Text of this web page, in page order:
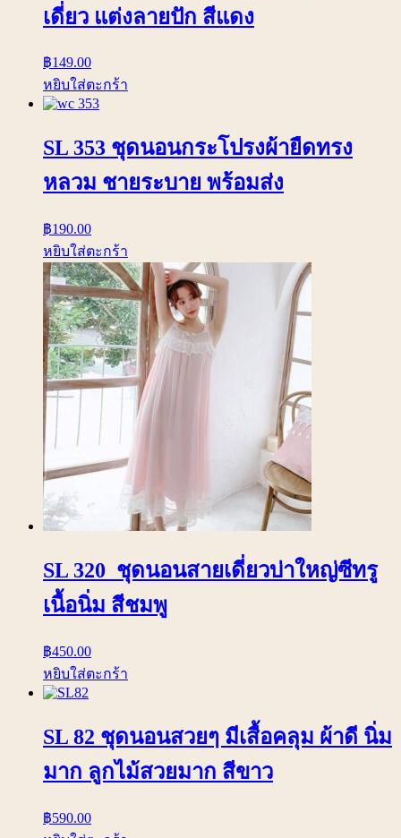
เดี่ยว แต่งลายปัก สีแดง
฿149.00
หยิบใส่ตะกร้า
SL 353 ชุดนอนกระโปรงผ้ายืดทรง
หลวม ชายระบาย พร้อมส่ง
฿190.00
หยิบใส่ตะกร้า
SL 320 ชุดนอนสายเดี่ยวบ่าใหญ่ซีทรู
เนื้อนิ่ม สีชมพู
฿450.00
หยิบใส่ตะกร้า
SL 82 ชุดนอนสวยๆ มีเสื้อคลุม ผ้าดี นิ่ม
มาก ลูกไม้สวยมาก สีขาว
฿590.00